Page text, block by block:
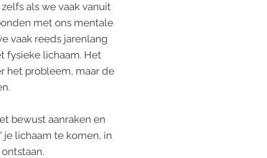
als we vaak vanuit
met ons mentale
vaak reeds jarenlang
fysieke lichaam. Het
het probleem, maar de
bewust aanraken en
lichaam te komen, in